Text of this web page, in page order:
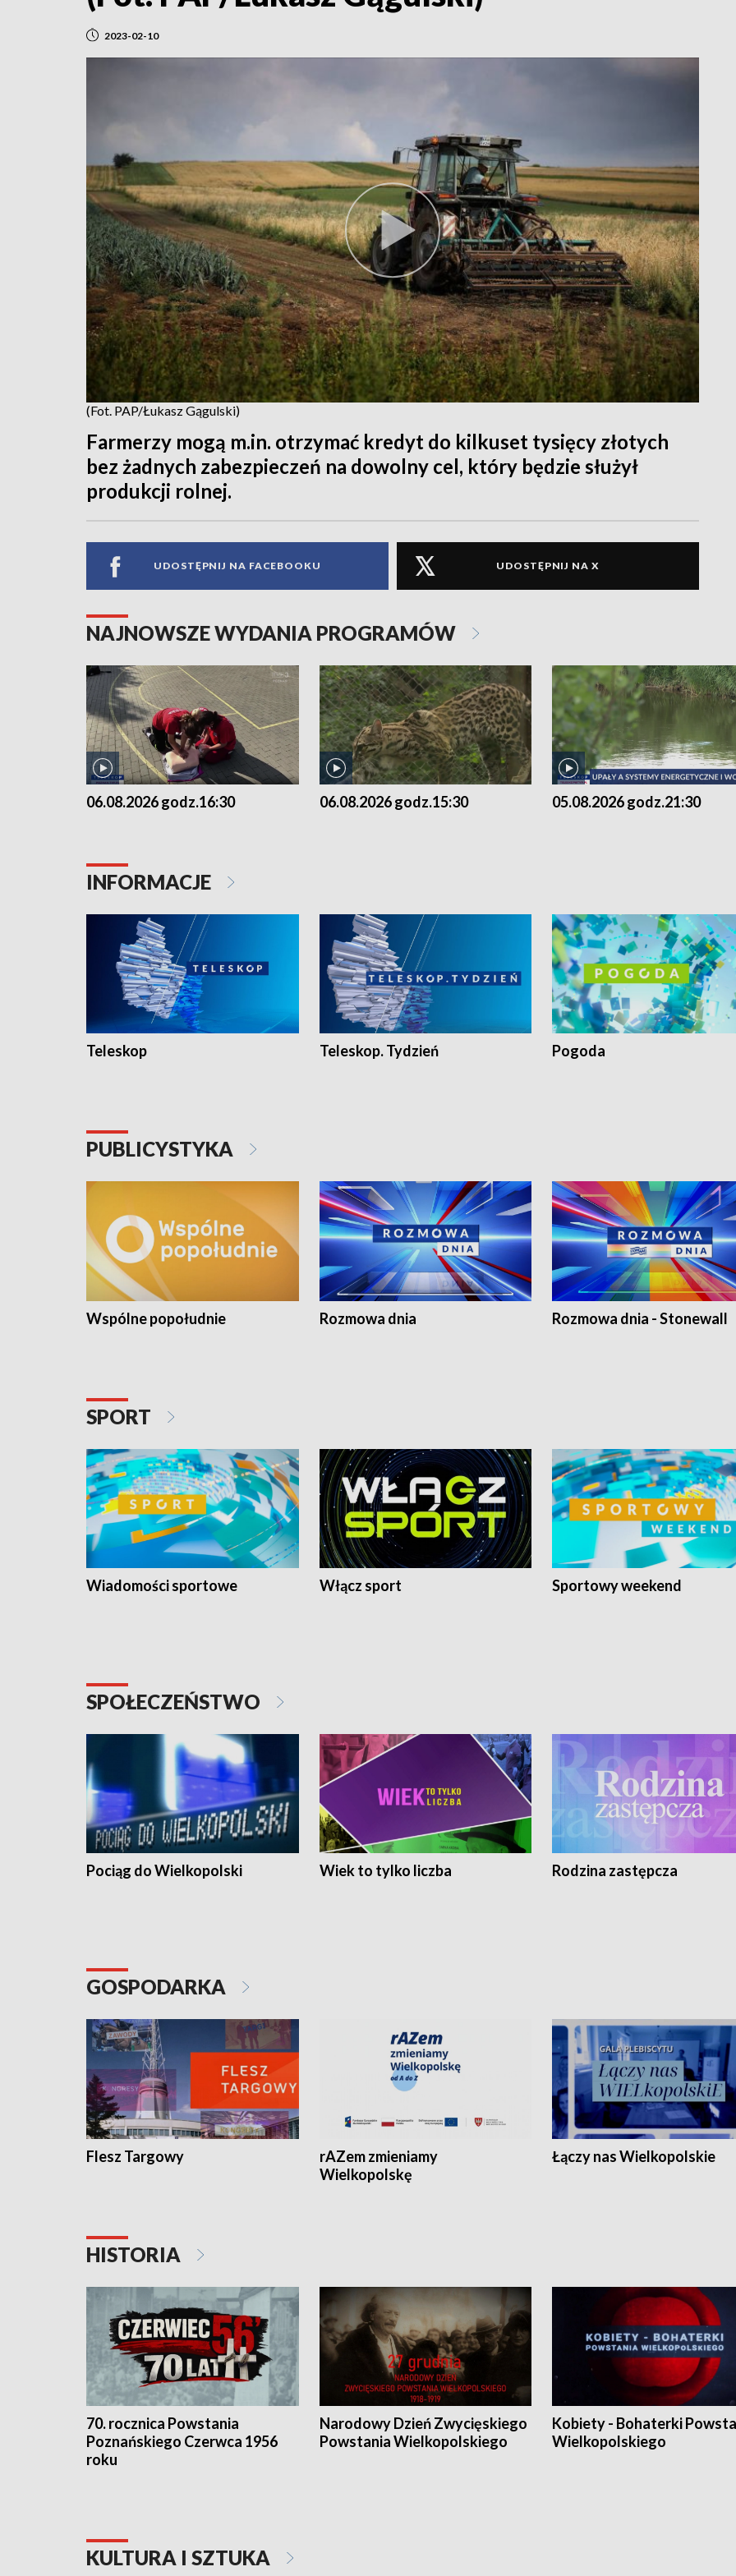
2023-02-10
(Fot. PAP/Łukasz Gągulski)
Farmerzy mogą m.in. otrzymać kredyt do kilkuset tysięcy złotych
bez żadnych zabezpieczeń na dowolny cel, który będzie służył
produkcji rolnej.
UDOSTĘPNIJ NA FACEBOOKU UDOSTĘPNIJ NA X
NAJNOWSZE WYDANIA PROGRAMÓW
06.08.2026 godz.16:30 06.08.2026 godz.15:30 05.08.2026 godz.21:30
INFORMACJE
Teleskop Teleskop. Tydzień Pogoda
PUBLICYSTYKA
Wspólne popołudnie Rozmowa dnia Rozmowa dnia - Stonewall
SPORT
Wiadomości sportowe Włącz sport Sportowy weekend
SPOŁECZEŃSTWO
Pociąg do Wielkopolski Wiek to tylko liczba Rodzina zastępcza
GOSPODARKA
Flesz Targowy
rAZem zmieniamy
Wielkopolskę
Łączy nas Wielkopolskie
HISTORIA
70. rocznica Powstania
Poznańskiego Czerwca 1956
roku
Narodowy Dzień Zwycięskiego
Powstania Wielkopolskiego
Kobiety - Bohaterki
Wielkopolskiego
KULTURA I SZTUKA